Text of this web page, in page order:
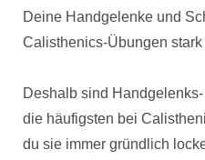
Deine Handgelenke und
Calisthenics-Übungen
Deshalb sind
die häufigsten bei
du sie immer gründlich